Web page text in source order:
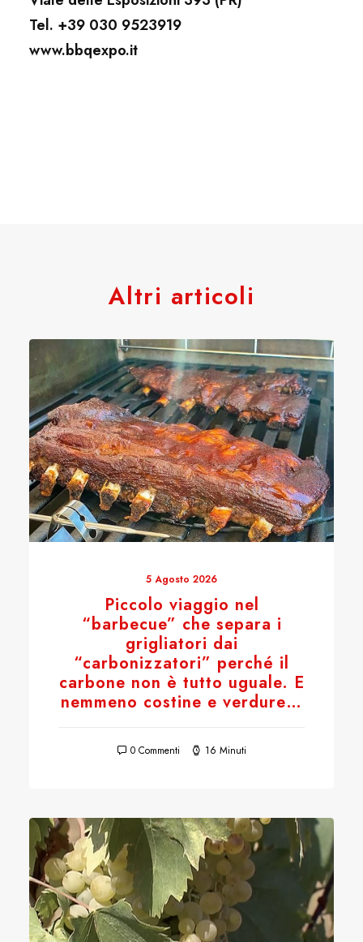
Tel. +39 030 9523919
www.bbqexpo.it
Altri articoli
5 Agosto 2026
Piccolo viaggio nel
“barbecue” che separa i
grigliatori dai
“carbonizzatori” perché il
carbone non è tutto uguale. E
nemmeno costine e verdure…
0 Commenti 16 Minuti